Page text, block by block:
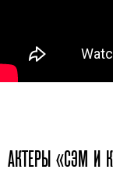
АКТЕРЫ «СЭМ И